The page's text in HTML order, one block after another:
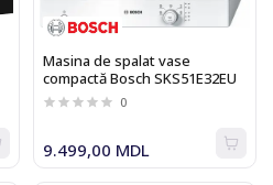
Masina de spalat vase
compactă Bosch SKS51E32EU
0
9.499,00 MDL